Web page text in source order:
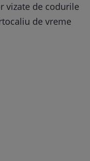
vizate de codurile
de vreme